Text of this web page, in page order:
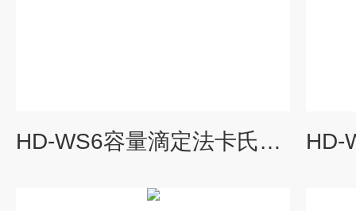
HD-WS6容量滴定法卡氏水分仪